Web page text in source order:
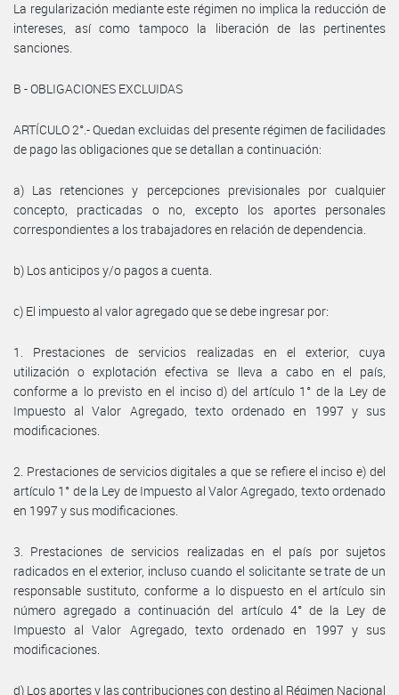
La regularización mediante este régimen no implica la reducción de
intereses, así como tampoco la liberación de las pertinentes
sanciones.
B - OBLIGACIONES EXCLUIDAS
ARTÍCULO 2°.- Quedan excluidas del presente régimen de facilidades
de pago las obligaciones que se detallan a continuación:
a) Las retenciones y percepciones previsionales por cualquier
concepto, practicadas o no, excepto los aportes personales
correspondientes a los trabajadores en relación de dependencia.
b) Los anticipos y/o pagos a cuenta.
c) El impuesto al valor agregado que se debe ingresar por:
1. Prestaciones de servicios realizadas en el exterior, cuya
utilización o explotación efectiva se lleva a cabo en el país,
conforme a lo previsto en el inciso d) del artículo 1° de la Ley de
Impuesto al Valor Agregado, texto ordenado en 1997 y sus
modificaciones.
2. Prestaciones de servicios digitales a que se refiere el inciso e) del
artículo 1° de la Ley de Impuesto al Valor Agregado, texto ordenado
en 1997 y sus modificaciones.
3. Prestaciones de servicios realizadas en el país por sujetos
radicados en el exterior, incluso cuando el solicitante se trate de un
responsable sustituto, conforme a lo dispuesto en el artículo sin
número agregado a continuación del artículo 4° de la Ley de
Impuesto al Valor Agregado, texto ordenado en 1997 y sus
modificaciones.
d) Los aportes y las contribuciones con destino al Régimen Nacional